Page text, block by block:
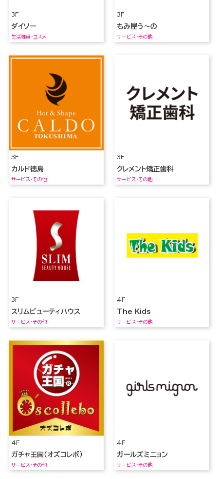
3F
ダイソー
生活雑貨・コスメ
3F
もみ屋う～の
サービス・その他
3F
カルド徳島
サービス・その他
3F
クレメント矯正歯科
サービス・その他
3F
スリムビューティハウス
サービス・その他
4F
The Kids
サービス・その他
4F
ガチャ王国（オズコレボ）
サービス・その他
4F
ガールズミニョン
サービス・その他